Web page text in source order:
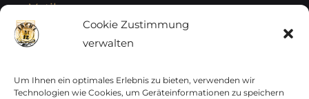
Cookie Zustimmung
verwalten
Um Ihnen ein optimales Erlebnis zu bieten, verwenden wir
Technologien wie Cookies, um Geräteinformationen zu speichern
Vatikan
Vereinte Nationen
Vorphilatelie